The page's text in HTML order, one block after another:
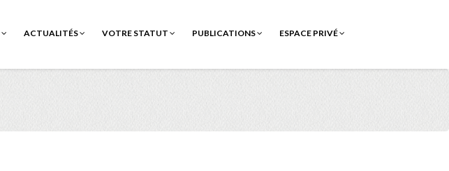
ACTUALITÉS VOTRE STATUT PUBLICATIONS ESPACE PRIVÉ